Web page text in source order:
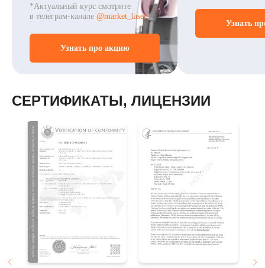
*Актуальный курс смотрите
в телеграм-канале @market_laser
Узнать про акцию
Узнать
СЕРТИФИКАТЫ, ЛИЦЕНЗИИ